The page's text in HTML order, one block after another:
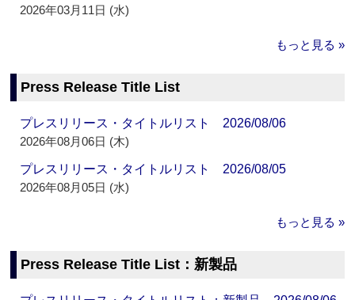
2026年03月11日 (水)
もっと見る »
Press Release Title List
プレスリリース・タイトルリスト 2026/08/06
2026年08月06日 (木)
プレスリリース・タイトルリスト 2026/08/05
2026年08月05日 (水)
もっと見る »
Press Release Title List：新製品